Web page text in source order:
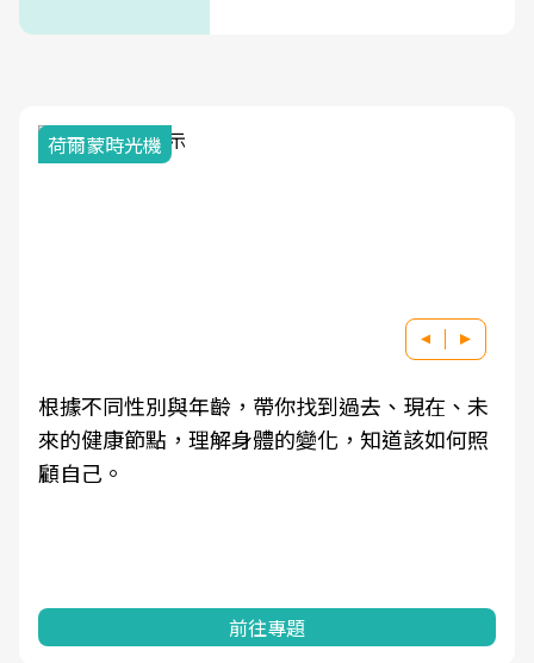
荷爾蒙時光機
根據不同性別與年齡，帶你找到過去、現在、未
來的健康節點，理解身體的變化，知道該如何照
顧自己。
前往專題